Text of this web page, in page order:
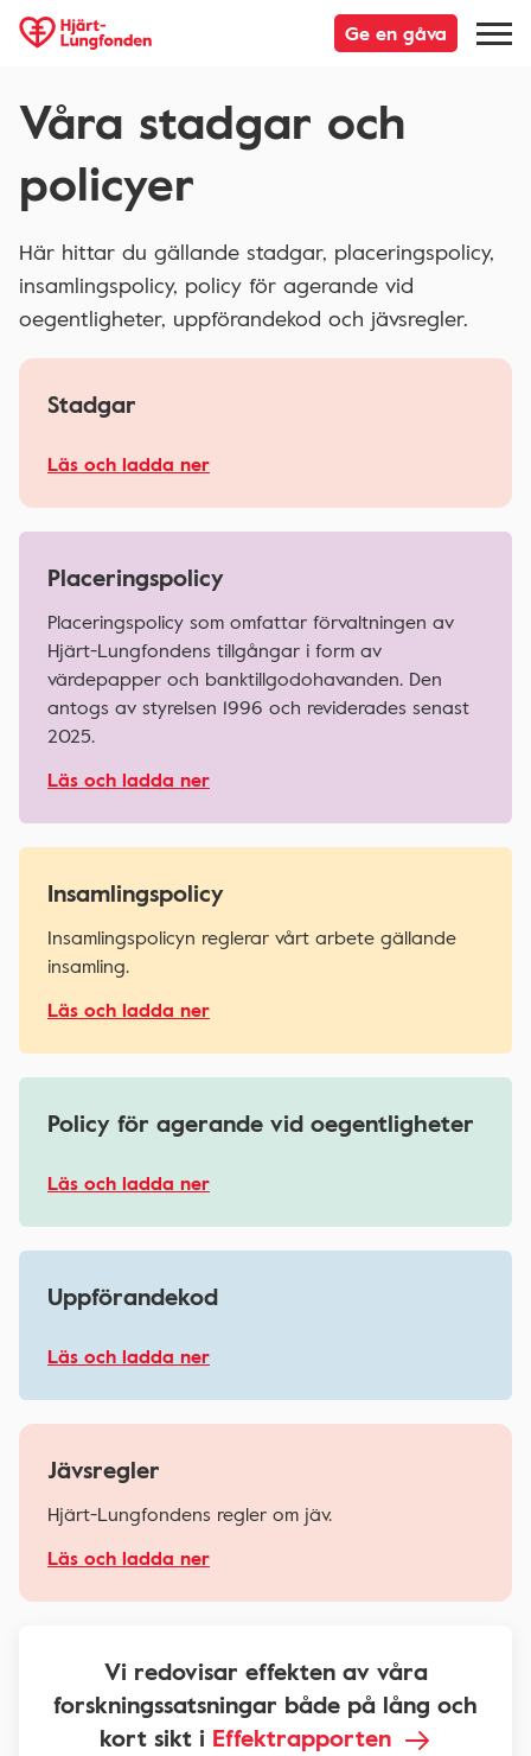
Ge en gåva
Våra stadgar och
policyer
Här hittar du gällande stadgar, placeringspolicy,
insamlingspolicy, policy för agerande vid
oegentligheter, uppförandekod och jävsregler.
Stadgar
Läs och ladda ner
Placeringspolicy
Placeringspolicy som omfattar förvaltningen av
Hjärt-Lungfondens tillgångar i form av
värdepapper och banktillgodohavanden. Den
antogs av styrelsen 1996 och reviderades senast
2025.
Läs och ladda ner
Insamlingspolicy
Insamlingspolicyn reglerar vårt arbete gällande
insamling.
Läs och ladda ner
Policy för agerande vid oegentligheter
Läs och ladda ner
Uppförandekod
Läs och ladda ner
Jävsregler
Hjärt-Lungfondens regler om jäv.
Läs och ladda ner
Vi redovisar effekten av våra
forskningssatsningar både på lång och
kort sikt i Effektrapporten